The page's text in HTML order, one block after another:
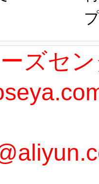
たし
ル期
まで
う...
ーズセ